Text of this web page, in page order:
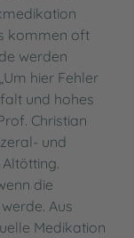
kommen oft
werden
hier Fehler
und hohes
Christian
und
die
Aus
Medikation